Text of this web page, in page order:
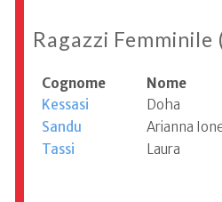
Ragazzi Femminile
Cognome Nome
Kessasi
Doha
Sandu
Arianna
Tassi
Laura